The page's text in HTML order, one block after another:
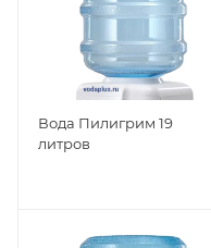
Вода Пилигрим 19
литров